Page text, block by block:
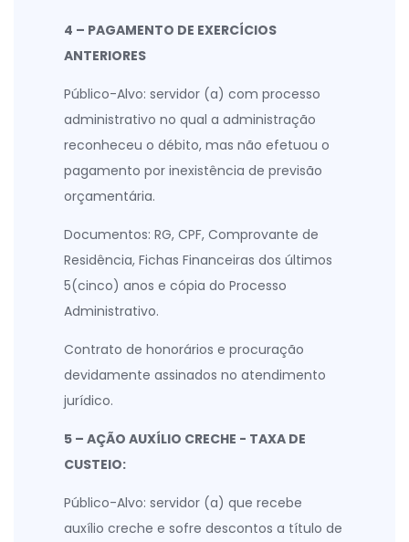
4 – PAGAMENTO DE EXERCÍCIOS
ANTERIORES
Público-Alvo: servidor (a) com processo
administrativo no qual a administração
reconheceu o débito, mas não efetuou o
pagamento por inexistência de previsão
orçamentária.
Documentos: RG, CPF, Comprovante de
Residência, Fichas Financeiras dos últimos
5(cinco) anos e cópia do Processo
Administrativo.
Contrato de honorários e procuração
devidamente assinados no atendimento
jurídico.
5 – AÇÃO AUXÍLIO CRECHE - TAXA DE
CUSTEIO:
Público-Alvo: servidor (a) que recebe
auxílio creche e sofre descontos a título de